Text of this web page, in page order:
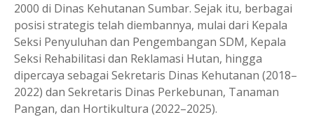
2000 di Dinas Kehutanan Sumbar. Sejak itu, berbagai
posisi strategis telah diembannya, mulai dari Kepala
Seksi Penyuluhan dan Pengembangan SDM, Kepala
Seksi Rehabilitasi dan Reklamasi Hutan, hingga
dipercaya sebagai Sekretaris Dinas Kehutanan (2018–
2022) dan Sekretaris Dinas Perkebunan, Tanaman
Pangan, dan Hortikultura (2022–2025).